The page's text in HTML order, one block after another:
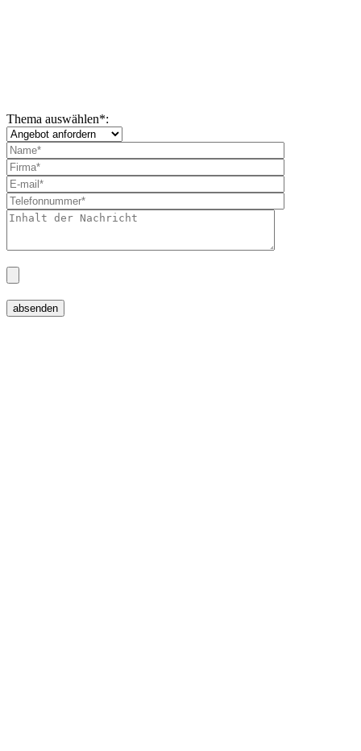
Thema auswählen*: